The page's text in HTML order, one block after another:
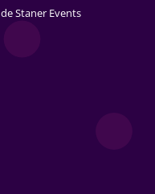
de Staner Events